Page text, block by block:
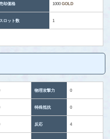
却価格 1000GOLD
スロット数 1
物理攻撃力 0
特殊抵抗 0
反応 4